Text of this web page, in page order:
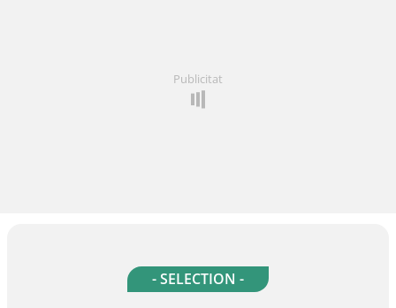
Publicitat
- SELECTION -